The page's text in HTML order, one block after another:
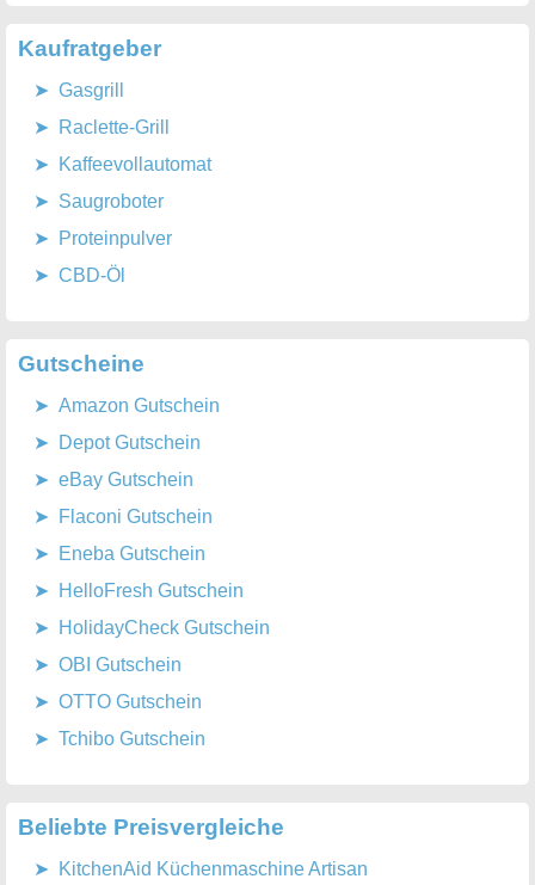
Kaufratgeber
Gasgrill
Raclette-Grill
Kaffeevollautomat
Saugroboter
Proteinpulver
CBD-Öl
Gutscheine
Amazon Gutschein
Depot Gutschein
eBay Gutschein
Flaconi Gutschein
Eneba Gutschein
HelloFresh Gutschein
HolidayCheck Gutschein
OBI Gutschein
OTTO Gutschein
Tchibo Gutschein
Beliebte Preisvergleiche
KitchenAid Küchenmaschine Artisan